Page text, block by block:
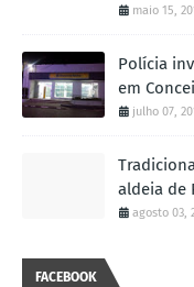
maio 15,
Polícia
em
julho 07,
aldeia de
agosto 03,
FACEBOOK